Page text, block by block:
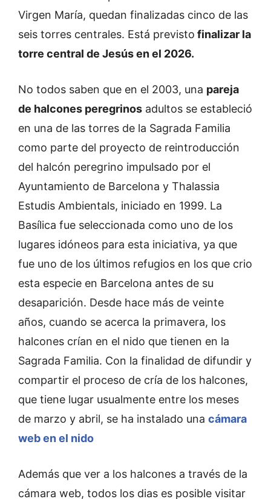
Virgen María, quedan finalizadas cinco de las
seis torres centrales. Está previsto finalizar la
torre central de Jesús en el 2026.
No todos saben que en el 2003, una pareja
de halcones peregrinos adultos se estableció
en una de las torres de la Sagrada Familia
como parte del proyecto de reintroducción
del halcón peregrino impulsado por el
Ayuntamiento de Barcelona y Thalassia
Estudis Ambientals, iniciado en 1999. La
Basílica fue seleccionada como uno de los
lugares idóneos para esta iniciativa, ya que
fue uno de los últimos refugios en los que crio
esta especie en Barcelona antes de su
desaparición. Desde hace más de veinte
años, cuando se acerca la primavera, los
halcones crían en el nido que tienen en la
Sagrada Familia. Con la finalidad de difundir y
compartir el proceso de cría de los halcones,
que tiene lugar usualmente entre los meses
de marzo y abril, se ha instalado una cámara
web en el nido
Además que ver a los halcones a través de la
cámara web, todos los dias es posible visitar